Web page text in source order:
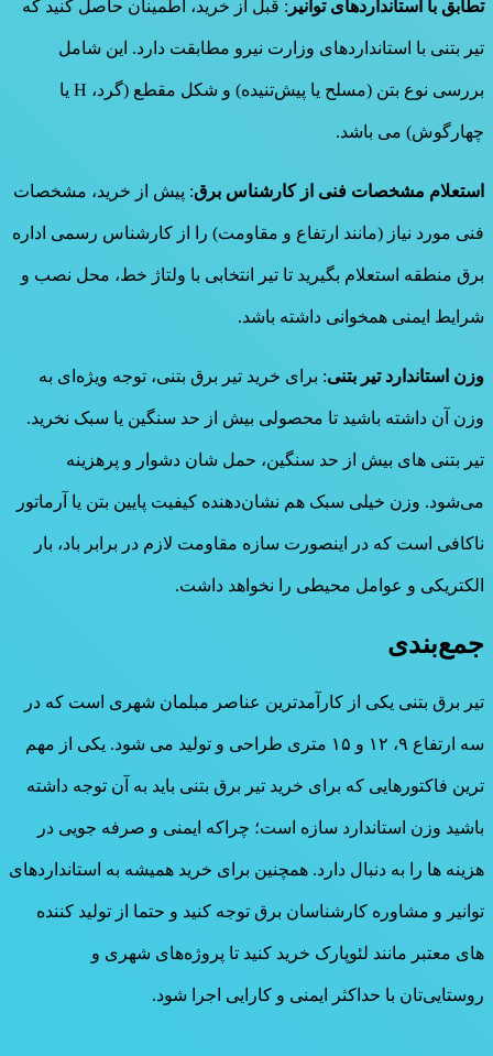
تطابق با استانداردهای توانیر : قبل از خرید، اطمینان حاصل کنید که
تیر بتنی با استانداردهای وزارت نیرو مطابقت دارد. این شامل
بررسی نوع بتن (مسلح یا پیش‌تنیده) و شکل مقطع (گرد، H یا
چهارگوش) می باشد.
استعلام مشخصات فنی از کارشناس برق: پیش از خرید، مشخصات
فنی مورد نیاز (مانند ارتفاع و مقاومت) را از کارشناس رسمی اداره
برق منطقه استعلام بگیرید تا تیر انتخابی با ولتاژ خط، محل نصب و
شرایط ایمنی همخوانی داشته باشد.
وزن استاندارد تیر بتنی: برای خرید تیر برق بتنی، توجه ویژه‌ای به
وزن آن داشته باشید تا محصولی بیش از حد سنگین یا سبک نخرید.
تیر بتنی های بیش از حد سنگین، حمل شان دشوار و پرهزینه
می‌شود. وزن خیلی سبک هم نشان‌دهنده کیفیت پایین بتن یا آرماتور
ناکافی است که در اینصورت سازه مقاومت لازم در برابر باد، بار
الکتریکی و عوامل محیطی را نخواهد داشت.
جمع‌بندی
تیر برق بتنی یکی از کارآمدترین عناصر مبلمان شهری است که در
سه ارتفاع ۹، ۱۲ و ۱۵ متری طراحی و تولید می شود. یکی از مهم
ترین فاکتورهایی که برای خرید تیر برق بتنی باید به آن توجه داشته
باشید وزن استاندارد سازه است؛ چراکه ایمنی و صرفه جویی در
هزینه ها را به دنبال دارد. همچنین برای خرید همیشه به استانداردهای
توانیر و مشاوره کارشناسان برق توجه کنید و حتما از تولید کننده
های معتبر مانند لئوپارک خرید کنید تا پروژه‌های شهری و
روستایی‌تان با حداکثر ایمنی و کارایی اجرا شود.